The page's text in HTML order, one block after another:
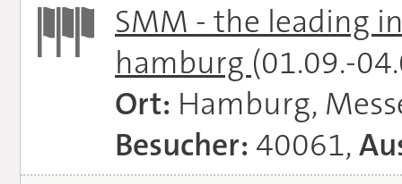
SMM - the leading
hamburg (01.09.-
Ort: Hamburg,
Besucher: 40061,